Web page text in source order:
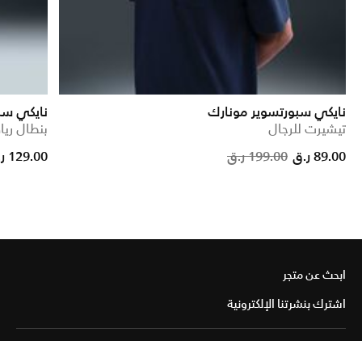
نايكي سبورتسوير مونارك
تيشيرت للرجال
Price
199.00 ر.ق 89.00 ر.ق
نايكي
بنطال
from
129.00 ر.ق
ابحث عن متجر
اشترك بنشرتنا الإلكترونية